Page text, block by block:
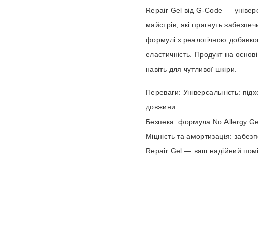
Repair Gel від G-Code —
майстрів, які прагнуть
формулі з реалогічною
еластичність. Продукт на
навіть для чутливої шкіри.
Переваги: Універсальність:
довжини.
Безпека: формула No Allergy Gel
Міцність та амортизація:
Repair Gel — ваш надійний